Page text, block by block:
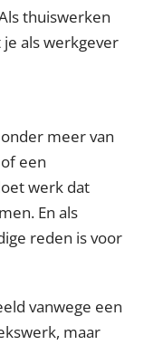
thuiswerken
als werkgever
meer van
een
werk dat
En als
reden is voor
vanwege een
maar